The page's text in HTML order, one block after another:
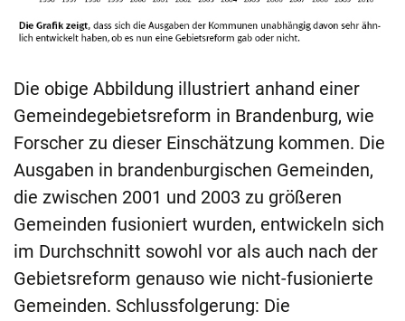
Die obige Abbildung illustriert anhand einer
Gemeindegebietsreform in Brandenburg, wie
Forscher zu dieser Einschätzung kommen. Die
Ausgaben in brandenburgischen Gemeinden,
die zwischen 2001 und 2003 zu größeren
Gemeinden fusioniert wurden, entwickeln sich
im Durchschnitt sowohl vor als auch nach der
Gebietsreform genauso wie nicht-fusionierte
Gemeinden. Schlussfolgerung: Die